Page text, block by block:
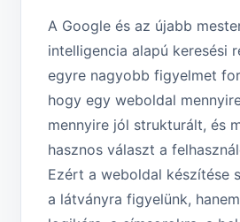
A Google és az újabb
intelligencia alapú keresési
egyre nagyobb figyelmet
hogy egy weboldal
mennyire jól strukturált, és
hasznos választ a
Ezért a weboldal készítése
a látványra figyelünk,